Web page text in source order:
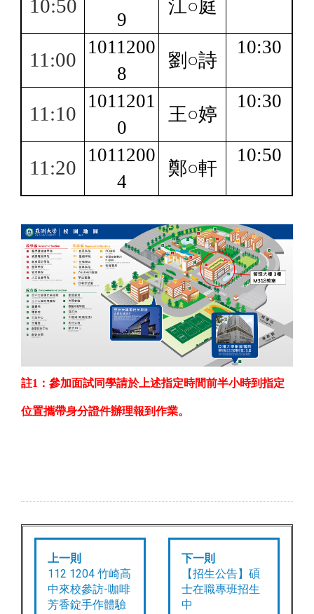
10:50
9
江○庭
11:00
1011200
8
劉○詩
10:30
11:10
1011201
0
王○婷
10:30
11:20
1011200
4
鄭○軒
10:50
註1 ：參加面試同學請於上述指定時間前半小時到指定
位置攜帶身分證件辦理報到作業。
上一則
112 1204 竹崎高
中來校參訪-咖啡
芳香錠手作體驗
下一則
【招生公告】碩
士在職專班招生
中